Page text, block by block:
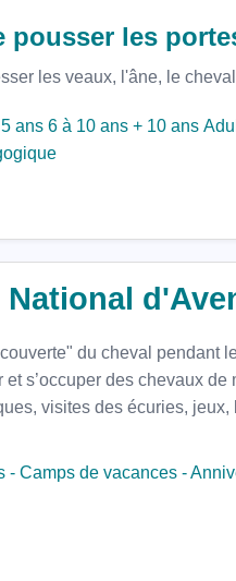
pousser les
les veaux, l'âne, le
ans 6 à 10 ans + 10 ans
du cheval pendant
et s’occuper des chevaux
visites des écuries,
- Camps de vacances -